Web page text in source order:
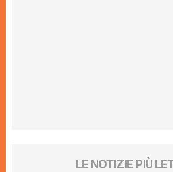
LE NOTIZIE PIÙ